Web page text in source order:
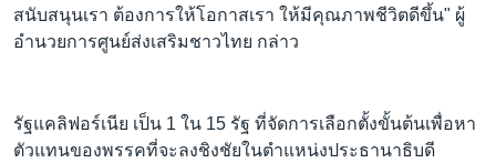
สนับสนุนเรา ต้องการให้โอกาสเรา ให้มีคุณภาพชีวิตดีขึ้น" ผู้
อำนวยการศูนย์ส่งเสริมชาวไทย กล่าว
รัฐแคลิฟอร์เนีย เป็น 1 ใน 15 รัฐ ที่จัดการเลือกตั้งขั้นต้นเพื่อหา
ตัวแทนของพรรคที่จะลงชิงชัยในตำแหน่งประธานาธิบดี